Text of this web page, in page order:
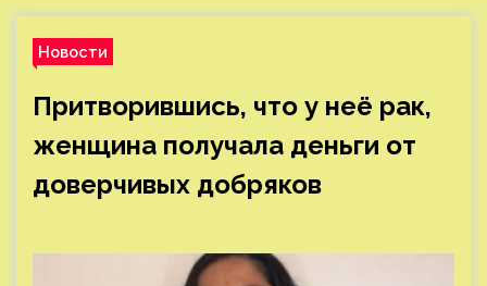
Новости
Притворившись, что у неё рак,
женщина получала деньги от
доверчивых добряков